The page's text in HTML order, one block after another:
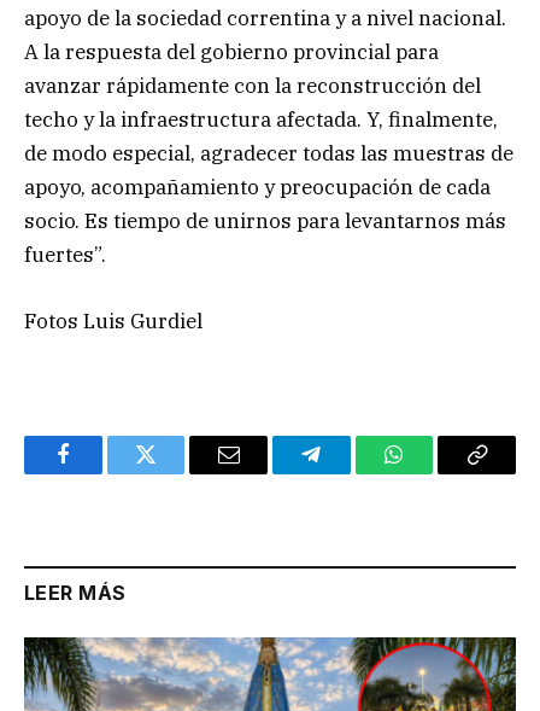
apoyo de la sociedad correntina y a nivel nacional.
A la respuesta del gobierno provincial para
avanzar rápidamente con la reconstrucción del
techo y la infraestructura afectada. Y, finalmente,
de modo especial, agradecer todas las muestras de
apoyo, acompañamiento y preocupación de cada
socio. Es tiempo de unirnos para levantarnos más
fuertes”.
Fotos Luis Gurdiel
FacebookTwitter Email TelegramWhatsAppCopy
LEER MÁS